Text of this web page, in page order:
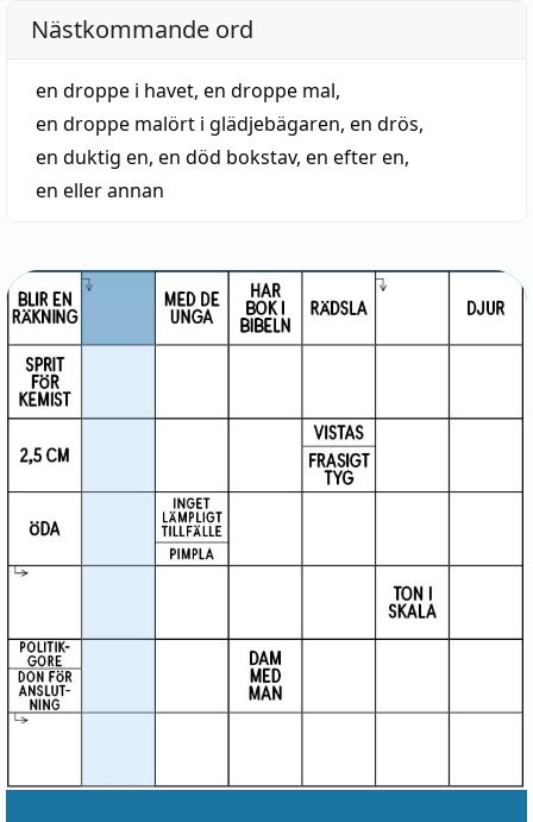
Nästkommande ord
en droppe i havet, en droppe mal,
en droppe malört i glädjebägaren, en drös,
en duktig en, en död bokstav, en efter en,
en eller annan